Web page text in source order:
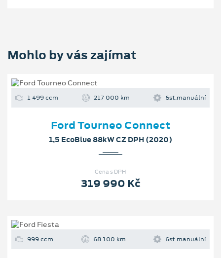
Mohlo by vás zajímat
1 499 ccm 217 000 km 6st.manuální
Ford Tourneo Connect
1,5 EcoBlue 88kW CZ DPH (2020)
Cena s DPH
319 990 Kč
999 ccm 68 100 km 6st.manuální